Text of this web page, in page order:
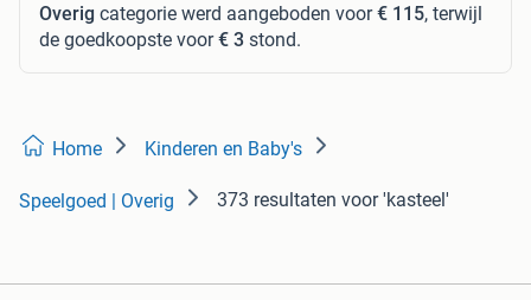
Overig categorie werd aangeboden voor€ 115, terwijl
de goedkoopste voor€ 3 stond.
Home Kinderen en Baby's
Speelgoed | Overig 373 resultaten voor 'kasteel'